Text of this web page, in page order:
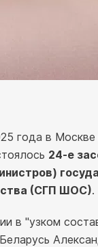
года в
24-е
(СГП ШОС).
в "узком